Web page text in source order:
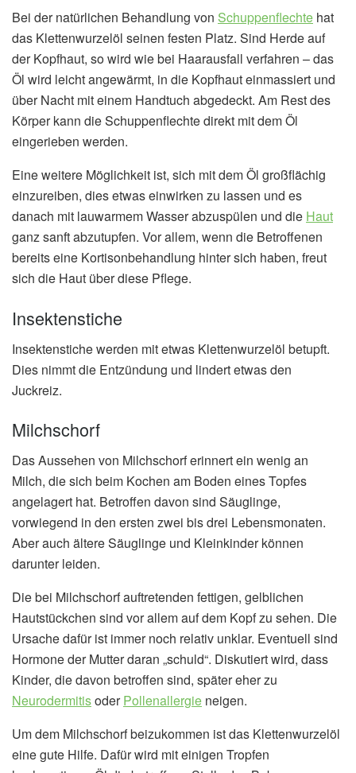
Bei der natürlichen Behandlung von Schuppenflechte hat
das Klettenwurzelöl seinen festen Platz. Sind Herde auf
der Kopfhaut, so wird wie bei Haarausfall verfahren – das
Öl wird leicht angewärmt, in die Kopfhaut einmassiert und
über Nacht mit einem Handtuch abgedeckt. Am Rest des
Körper kann die Schuppenflechte direkt mit dem Öl
eingerieben werden.
Eine weitere Möglichkeit ist, sich mit dem Öl großflächig
einzureiben, dies etwas einwirken zu lassen und es
danach mit lauwarmem Wasser abzuspülen und die Haut
ganz sanft abzutupfen. Vor allem, wenn die Betroffenen
bereits eine Kortisonbehandlung hinter sich haben, freut
sich die Haut über diese Pflege.
Insektenstiche
Insektenstiche werden mit etwas Klettenwurzelöl betupft.
Dies nimmt die Entzündung und lindert etwas den
Juckreiz.
Milchschorf
Das Aussehen von Milchschorf erinnert ein wenig an
Milch, die sich beim Kochen am Boden eines Topfes
angelagert hat. Betroffen davon sind Säuglinge,
vorwiegend in den ersten zwei bis drei Lebensmonaten.
Aber auch ältere Säuglinge und Kleinkinder können
darunter leiden.
Die bei Milchschorf auftretenden fettigen, gelblichen
Hautstückchen sind vor allem auf dem Kopf zu sehen. Die
Ursache dafür ist immer noch relativ unklar. Eventuell sind
Hormone der Mutter daran „schuld“. Diskutiert wird, dass
Kinder, die davon betroffen sind, später eher zu
NeurodermitisoderPollenallergie neigen.
Um dem Milchschorf beizukommen ist das Klettenwurzelöl
eine gute Hilfe. Dafür wird mit einigen Tropfen